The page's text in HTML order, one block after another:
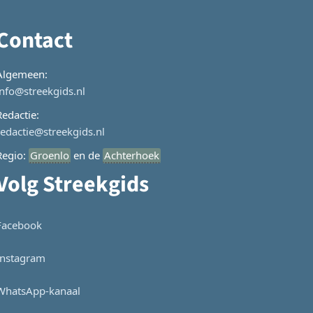
Groenlo en de Achterhoek
Streekgids
kanaal